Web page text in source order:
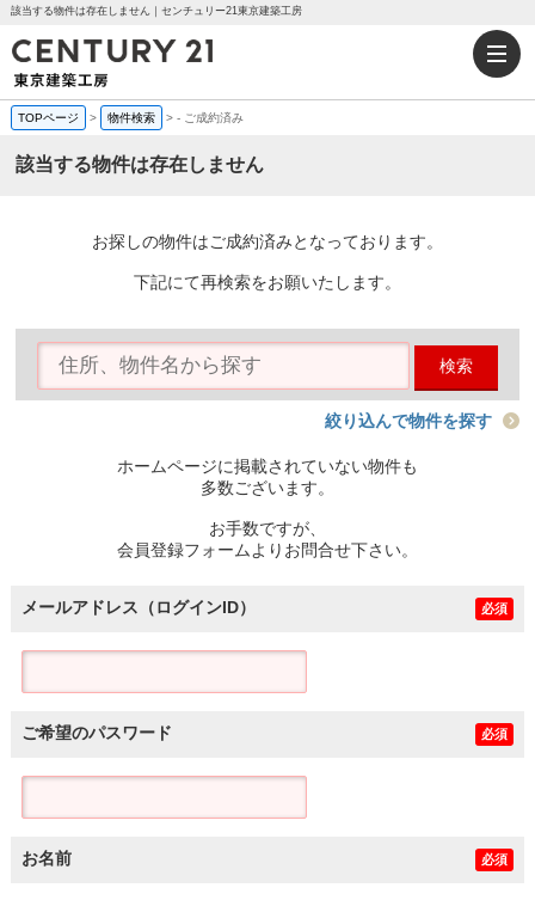
該当する物件は存在しません｜センチュリー21東京建築工房
TOPページ > 物件検索 >- ご成約済み
該当する物件は存在しません
お探しの物件はご成約済みとなっております。
下記にて再検索をお願いたします。
検索
絞り込んで物件を探す
ホームページに掲載されていない物件も
多数ございます。
お手数ですが、
会員登録フォームよりお問合せ下さい。
メールアドレス（ログインID） 必須
ご希望のパスワード 必須
お名前 必須